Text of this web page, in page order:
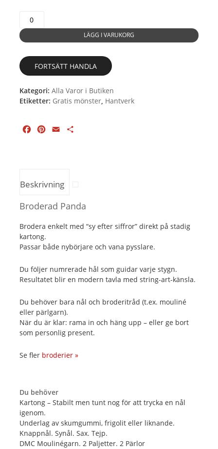
Söt
Panda
Brodera
på
kartong
mängd
LÄGG I VARUKORG
FORTSÄTT HANDLA
Kategori: Alla Varor i Butiken
Etiketter: Gratis mönster Hantverk
Facebook
Pinterest
Email
Beskrivning
Broderad Panda
Brodera enkelt med “sy efter siffror” direkt på stadig
kartong.
Passar både nybörjare och vana pysslare.
Du följer numrerade hål som guidar varje stygn.
Resultatet blir en modern tavla med string-art-känsla.
Du behöver bara nål och broderitråd (t.ex. mouliné
eller pärlgarn).
När du är klar: rama in och häng upp – eller ge bort
som personlig present.
Se fler broderier »
Du behöver
Kartong – Stabilt men tunt nog för att trycka en nål
igenom.
Underlag av skumgummi, frigolit eller liknande.
Knappnål. Synål. Sax. Tejp.
DMC Moulinégarn. 2 Paljetter. 2 Pärlor